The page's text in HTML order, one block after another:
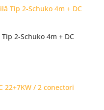
2-Schuko 4m + DC